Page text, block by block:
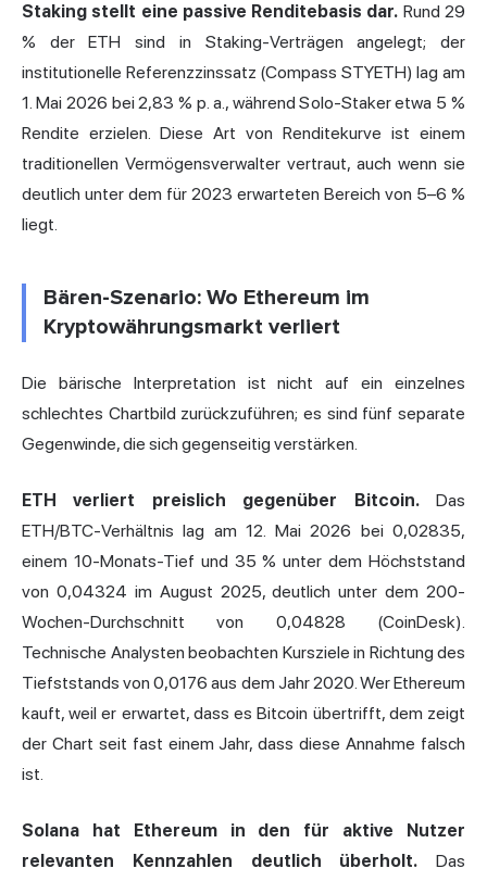
Staking stellt eine passive Renditebasis dar. Rund 29
% der ETH sind in Staking-Verträgen angelegt; der
institutionelle Referenzzinssatz (Compass STYETH) lag am
1. Mai 2026 bei 2,83 % p. a., während Solo-Staker etwa 5 %
Rendite erzielen. Diese Art von Renditekurve ist einem
traditionellen Vermögensverwalter vertraut, auch wenn sie
deutlich unter dem für 2023 erwarteten Bereich von 5–6 %
liegt.
Bären-Szenario: Wo Ethereum im
Kryptowährungsmarkt verliert
Die bärische Interpretation ist nicht auf ein einzelnes
schlechtes Chartbild zurückzuführen; es sind fünf separate
Gegenwinde, die sich gegenseitig verstärken.
ETH verliert preislich gegenüber Bitcoin.Das
ETH/BTC-Verhältnis lag am 12. Mai 2026 bei 0,02835,
einem 10-Monats-Tief und 35 % unter dem Höchststand
von 0,04324 im August 2025, deutlich unter dem 200-
Wochen-Durchschnitt von 0,04828 (CoinDesk).
Technische Analysten beobachten Kursziele in Richtung des
Tiefststands von 0,0176 aus dem Jahr 2020. Wer Ethereum
kauft, weil er erwartet, dass es Bitcoin übertrifft, dem zeigt
der Chart seit fast einem Jahr, dass diese Annahme falsch
ist.
Solana hat Ethereum in den für aktive Nutzer
relevanten Kennzahlen deutlich überholt. Das